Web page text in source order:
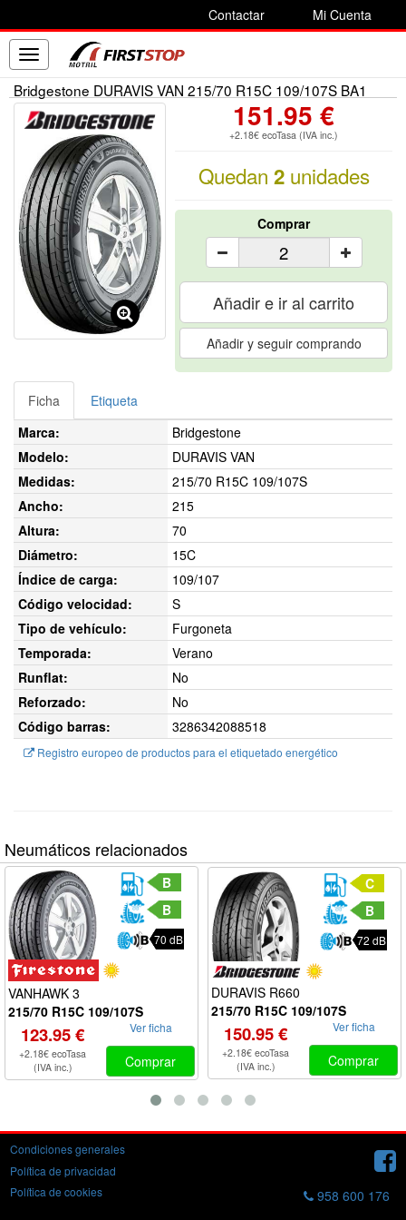
Contactar Mi Cuenta
Toggle
navigation
Bridgestone DURAVIS VAN 215/70 R15C 109/107S BA1
151.95 €
+2.18€ ecoTasa (IVA inc.)
Quedan 2unidades
Comprar
Añadir e ir al carrito
Añadir y seguir comprando
Ficha
Etiqueta
Marca:
Bridgestone
Modelo:
DURAVIS VAN
Medidas:
215/70 R15C 109/107S
Ancho:
215
Altura:
70
Diámetro:
15C
Índice de carga:
109/107
Código velocidad:
S
Tipo de vehículo:
Furgoneta
Temporada:
Verano
Runflat:
No
Reforzado:
No
Código barras:
3286342088518
Registro europeo de productos para el etiquetado energético
Neumáticos relacionados
B
B
70 dB
VANHAWK 3
215/70 R15C 109/107S
123.95 €
+2.18€ ecoTasa
(IVA inc.)
Ver ficha
Comprar
C
B
72 dB
DURAVIS R660
215/70 R15C 109/107S
150.95 €
+2.18€ ecoTasa
(IVA inc.)
Ver ficha
Comprar
Condiciones generales
Política de privacidad
Política de cookies
958 600 176